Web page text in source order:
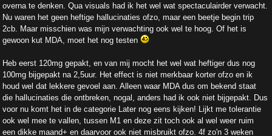
overna te denken. Qua visuals had ik het wel wat spectaculairder verwacht.
Nu waren het geen heftige hallucinaties ofzo, maar een beetje begin trip
2cb. Maar misschien was mijn verwachting ook wel te hoog. Of het is
gewoon kut MDA, moet het nog testen
Heb eerst 120mg gepakt, en van mij mocht het wel wat heftiger dus nog
100mg bijgepakt na 2,5uur. Het effect is niet merkbaar korter ofzo en ik
houd wel dat lekkere gevoel aan. Alleen waar MDA dus om bekend staat
die hallucinaties die ontbreken, nogal, anders had ik ook niet bijgepakt. Dus
voor nu komt het in de categorie Later nog eens kijken! Lijkt me tolerantie
ook wel mee te vallen, tussen M1 en deze zit toch ook al wel weer ruim
een dikke maand+ en daarvoor ook niet misbruikt ofzo. 4f zo'n 3 weken